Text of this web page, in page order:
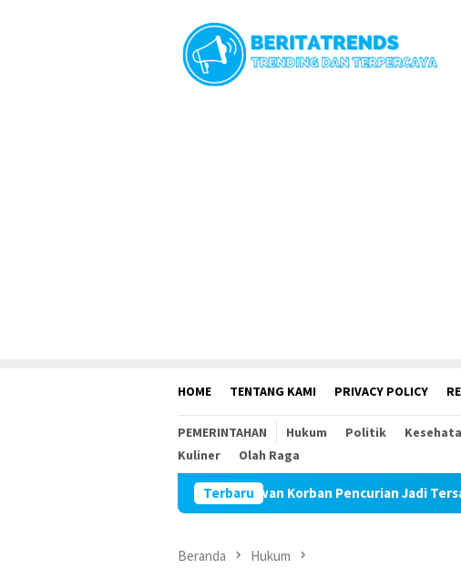
HOME TENTANG KAMI PRIVACY POLICY
PEMERINTAHAN Hukum Politik
Kuliner
Olah Raga
Terbaru
Isu Wartawan Korban Pencurian Jadi Tersangka Diduga Akan
Beranda Hukum